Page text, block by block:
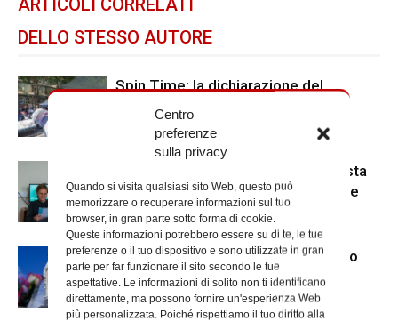
Centro
preferenze
sulla privacy
Quando si visita qualsiasi sito Web, questo può
memorizzare o recuperare informazioni sul tuo
browser, in gran parte sotto forma di cookie.
Queste informazioni potrebbero essere su di te, le tue
preferenze o il tuo dispositivo e sono utilizzate in gran
parte per far funzionare il sito secondo le tue
aspettative. Le informazioni di solito non ti identificano
direttamente, ma possono fornire un'esperienza Web
più personalizzata. Poiché rispettiamo il tuo diritto alla
ARTICOLI CORRELATI
DELLO STESSO AUTORE
Spin Time: la dichiarazione del
cardinale vicario
Scienze Applicate, la nuova proposta
dell’Istituto Paritario Sant’Apollinare
Dal 28 al 31 agosto il pellegrinaggio
diocesano a Lourdes